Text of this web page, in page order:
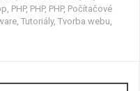
PHP, PHP, PHP, Počítačové
Tutoriály, Tvorba webu